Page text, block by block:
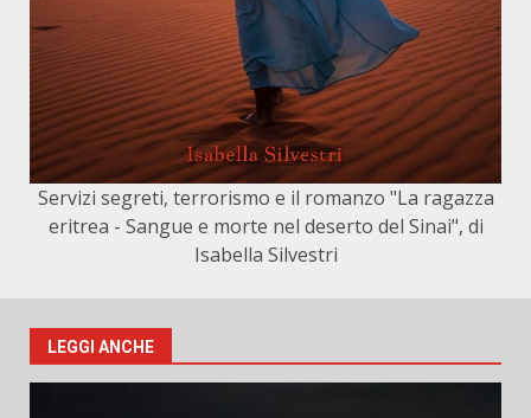
Servizi segreti, terrorismo e il romanzo "La ragazza
eritrea - Sangue e morte nel deserto del Sinai", di
Isabella Silvestri
LEGGI ANCHE